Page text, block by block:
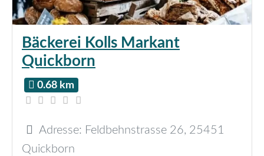
Bäckerei Kolls Markant
Quickborn
0.68 km
Adresse: Feldbehnstrasse 26, 25451
Quickborn